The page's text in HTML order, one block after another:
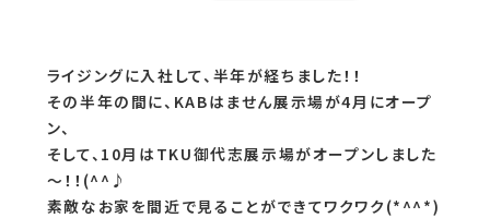
ライジングに入社して、半年が経ちました！！
その半年の間に、KABはません展示場が4月にオープ
ン、
そして、10月はTKU御代志展示場がオープンしました
～！！(^^♪
素敵なお家を間近で見ることができてワクワク(*^^*)